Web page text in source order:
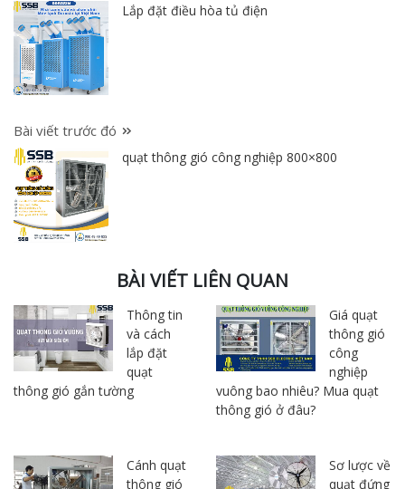
Lắp đặt điều hòa tủ điện
Bài viết trước đó
quạt thông gió công nghiệp 800×800
BÀI VIẾT LIÊN QUAN
Thông tin
và cách
lắp đặt
quạt
thông gió gắn tường
Giá quạt
thông gió
công
nghiệp
vuông bao nhiêu? Mua quạt
thông gió ở đâu?
Cánh quạt
thông gió
Sơ lược về
quạt đứng